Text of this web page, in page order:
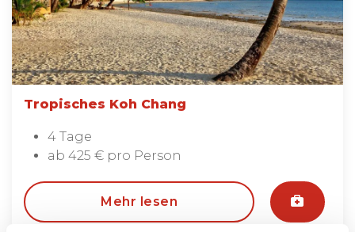
Tropisches Koh Chang
4 Tage
ab 425 € pro Person
Mehr lesen